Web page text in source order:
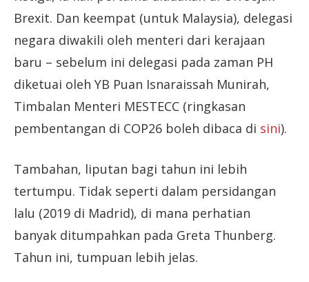
Brexit. Dan keempat (untuk Malaysia), delegasi
negara diwakili oleh menteri dari kerajaan
baru – sebelum ini delegasi pada zaman PH
diketuai oleh YB Puan Isnaraissah Munirah,
Timbalan Menteri MESTECC (ringkasan
pembentangan di COP26 boleh dibaca di sini).
Tambahan, liputan bagi tahun ini lebih
tertumpu. Tidak seperti dalam persidangan
lalu (2019 di Madrid), di mana perhatian
banyak ditumpahkan pada Greta Thunberg.
Tahun ini, tumpuan lebih jelas.